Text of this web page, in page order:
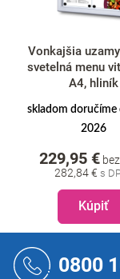
Vonkajšia
svetelná menu
A4, hliník
skladom doručíme
2026
282,84 €
229,95 €bez
Kúpiť
0800